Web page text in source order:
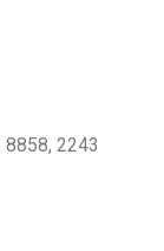
8858, 2243